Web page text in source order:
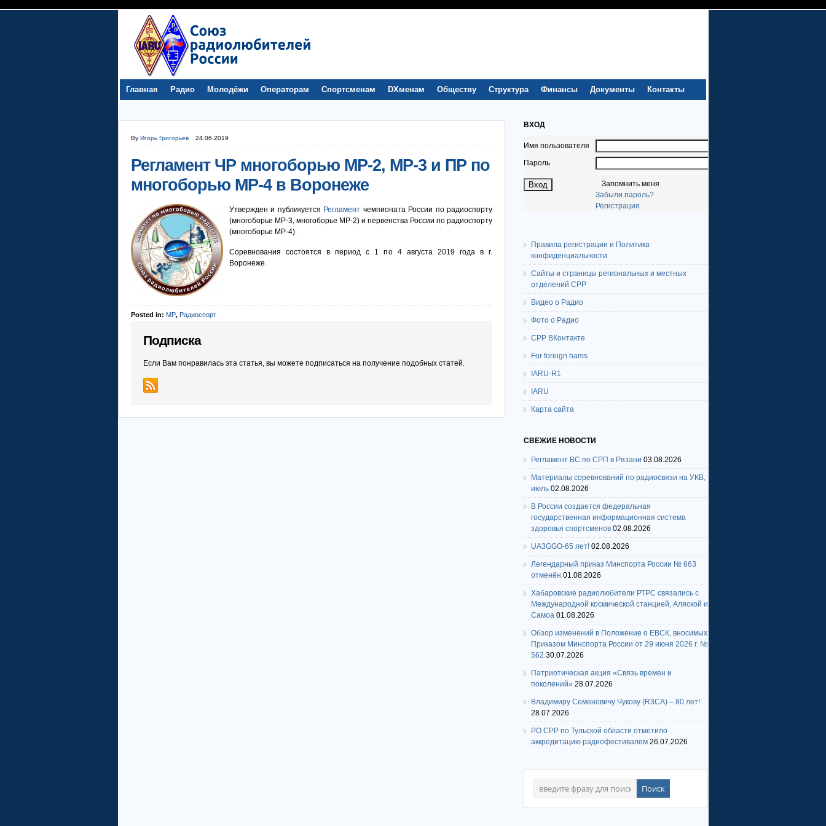
Главная Радио Молодёжи Операторам Спортсменам DXменам Обществу Структура Финансы Документы Контакты
By Игорь Григорьев 24.06.2019
Регламент ЧР многоборью МР-2, МР-3 и ПР по
многоборью МР-4 в Воронеже
Утвержден и публикуется Регламент чемпионата России по радиоспорту
(многоборье МР-3, многоборье МР-2) и первенства России по радиоспорту
(многоборье МР-4).
Соревнования состоятся в период с 1 по 4 августа 2019 года в г.
Воронеже.
Posted in: МР, Радиоспорт
Подписка
Если Вам понравилась эта статья, вы можете подписаться на получение подобных статей.
ВХОД
Имя пользователя
Пароль
Запомнить меня
Забыли пароль?
Регистрация
Правила регистрации и Политика
конфиденциальности
Сайты и страницы региональных и местных
отделений СРР
Видео о Радио
Фото о Радио
СРР ВКонтакте
For foreign hams
IARU-R1
IARU
Карта сайта
СВЕЖИЕ НОВОСТИ
Регламент ВС по СРП в Рязани 03.08.2026
Материалы соревнований по радиосвязи на УКВ,
июль 02.08.2026
В России создается федеральная
государственная информационная система
здоровья спортсменов 02.08.2026
UA3GGO-65 лет! 02.08.2026
Легендарный приказ Минспорта России № 663
отменён 01.08.2026
Хабаровские радиолюбители РТРС связались с
Международной космической станцией, Аляской и
Самоа 01.08.2026
Обзор изменений в Положение о ЕВСК, вносимых
Приказом Минспорта России от 29 июня 2026 г. №
562 30.07.2026
Патриотическая акция «Связь времен и
поколений» 28.07.2026
Владимиру Семеновичу Чукову (R3CA) – 80 лет!
28.07.2026
РО СРР по Тульской области отметило
аккредитацию радиофестивалем 26.07.2026